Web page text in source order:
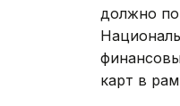
должно
карт в